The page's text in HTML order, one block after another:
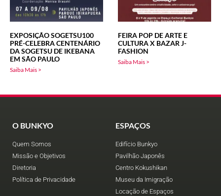
EXPOSIÇÃO SOGETSU100
PRÉ-CELEBRA CENTENÁRIO
DA SOGETSU DE IKEBANA
EM SÃO PAULO
Saiba Mais >
FEIRA POP DE ARTE E
CULTURA X BAZAR J-
FASHION
Saiba Mais >
O BUNKYO
Quem Somos
Missão e Objetivos
Diretoria
Política de Privacidade
ESPAÇOS
Edifício Bunkyo
Pavilhão Japonês
Centro Kokushikan
Museu da Imigração
Locação de Espaços